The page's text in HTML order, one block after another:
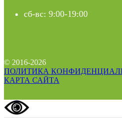
сб-вс: 9:00-19:00
© 2016-2026
ПОЛИТИКА
КАРТА САЙТА